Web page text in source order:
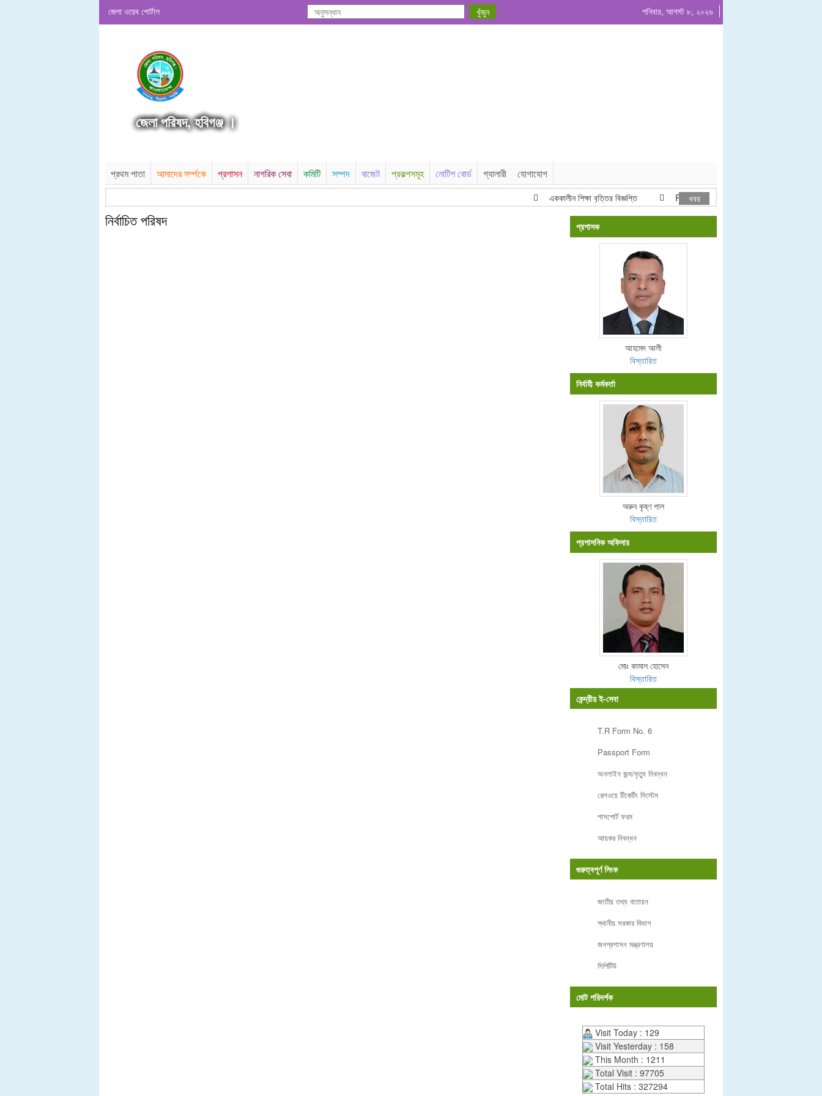
জেলা ওয়েব পোর্টাল শনিবার, আগস্ট ৮, ২০২৬
জেলা পরিষদ, হবিগঞ্জ ।
প্রথম পাতা আমাদের সর্ম্পকে প্রশাসন নাগরিক সেবা কমিটি সম্পদ বাজেট প্রকল্পসমূহ নোটিশ বোর্ড গ্যালারী যোগাযোগ
এককালীন শিক্ষা বৃত্তির বিজ্ঞপ্তি Project list ADP & Revenue
খবর
নির্বাচিত পরিষদ প্রশাসক
আহমেদ আলী
বিস্তারিত
নির্বাহী কর্মকর্তা
অরুন কৃষ্ণ পাল
বিস্তারিত
প্রশাসনিক অফিসার
মোঃ কামাল হোসেন
বিস্তারিত
কেন্দ্রীয় ই-সেবা
T.R Form No. 6
Passport Form
অনলাইন জন্ম/মৃত্যু নিবন্ধন
রেলওয়ে টিকেটিং সিস্টেম
পাসপোর্ট ফরম
আয়কর নিবন্ধন
গুরুত্বপূর্ণ লিংক
জাতীয় তথ্য বাতায়ন
স্থানীয় সরকার বিভাগ
জনপ্রশাসন মন্ত্রণালয়
সিপিটিউ
মোট পরিদর্শক
Visit Today : 129
Visit Yesterday : 158
This Month : 1211
Total Visit : 97705
Total Hits : 327294